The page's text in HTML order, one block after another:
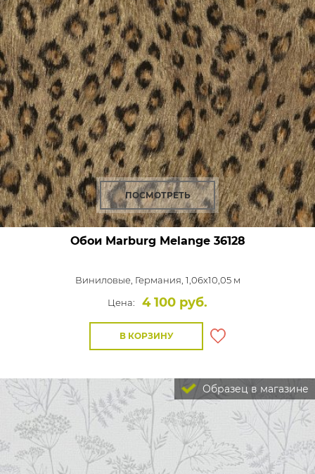
ПОСМОТРЕТЬ
Обои Marburg Melange36128
Виниловые, Германия, 1,06x10,05 м
Цена:
4 100 руб.
В КОРЗИНУ
Образец в магазине